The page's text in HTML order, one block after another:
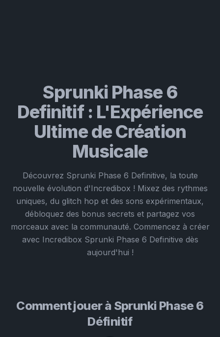
Sprunki Phase 6
Definitif : L'Expérience
Ultime de Création
Musicale
Découvrez Sprunki Phase 6 Definitive, la toute
nouvelle évolution d'Incredibox ! Mixez des rythmes
uniques, du glitch hop et des sons expérimentaux,
débloquez des bonus secrets et partagez vos
morceaux avec la communauté. Commencez à créer
avec Incredibox Sprunki Phase 6 Definitive dès
aujourd'hui !
Comment jouer à Sprunki Phase 6
Définitif